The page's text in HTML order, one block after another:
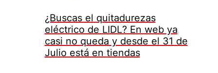
¿Buscas el quitadurezas
eléctrico de LIDL? En web ya
casi no queda y desde el 31 de
Julio está en tiendas